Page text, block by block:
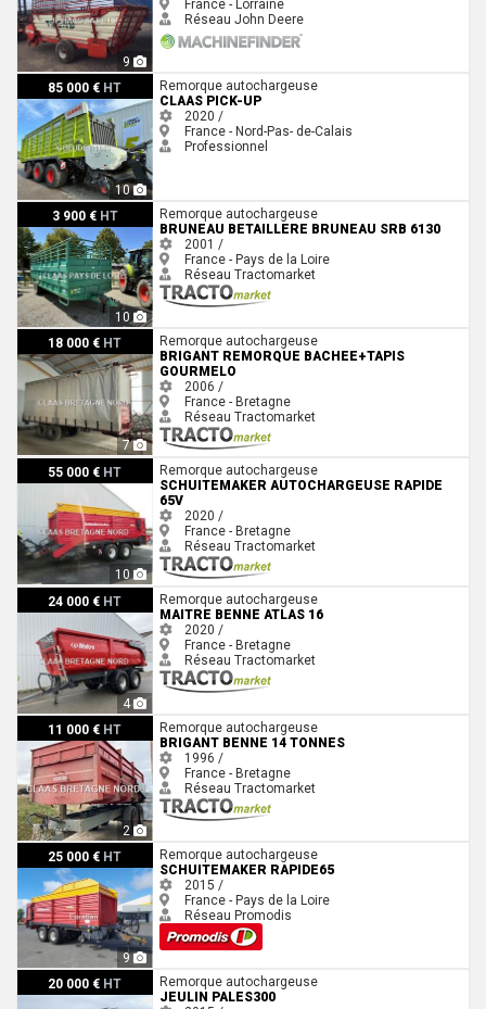
9
France - Lorraine
Réseau John Deere
85 000 € HT
10
Claas PICK-UP
Remorque autochargeuse
CLAAS PICK-UP
2020 /
France - Nord-Pas- de-Calais
Professionnel
3 900 € HT
10
Bruneau BETAILLERE BRUNEAU SRB 6130
Remorque autochargeuse
BRUNEAU BETAILLERE BRUNEAU SRB 6130
2001 /
France - Pays de la Loire
Réseau Tractomarket
18 000 € HT
7
Brigant REMORQUE BACHEE+TAPIS GOURMELO
Remorque autochargeuse
BRIGANT REMORQUE BACHEE+TAPIS
GOURMELO
2006 /
France - Bretagne
Réseau Tractomarket
55 000 € HT
10
Schuitemaker AUTOCHARGEUSE RAPIDE 65V
Remorque autochargeuse
SCHUITEMAKER AUTOCHARGEUSE RAPIDE
65V
2020 /
France - Bretagne
Réseau Tractomarket
24 000 € HT
4
Maitre BENNE ATLAS 16
Remorque autochargeuse
MAITRE BENNE ATLAS 16
2020 /
France - Bretagne
Réseau Tractomarket
11 000 € HT
2
Brigant BENNE 14 TONNESRemorque autochargeuse
BRIGANT BENNE 14 TONNES
1996 /
France - Bretagne
Réseau Tractomarket
25 000 € HT
9
Schuitemaker RAPIDE65Remorque autochargeuse
SCHUITEMAKER RAPIDE65
2015 /
France - Pays de la Loire
Réseau Promodis
20 000 € HT
Jeulin PALES300
Remorque autochargeuse
JEULIN PALES300